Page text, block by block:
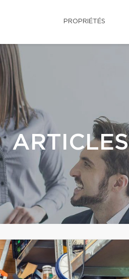
PROPRIÉTÉS
ARTICLES